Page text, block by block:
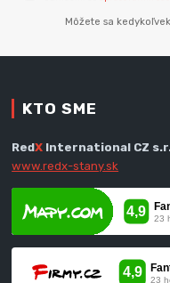
Môžete sa
KTO SME
RedX International CZ
www.redx-stany.sk